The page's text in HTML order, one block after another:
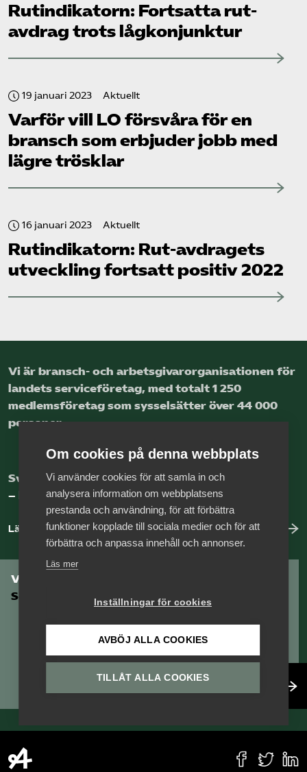
Rut­indikatorn: Fortsatta rut-
avdrag trots lågkonjunktur
19 januari 2023 Aktuellt
Varför vill LO försvåra för en
bransch som erbjuder jobb med
lägre trösklar
16 januari 2023 Aktuellt
Rut­indikatorn: Rut-avdragets
utveckling fortsatt positiv 2022
Vi är bransch- och arbetsgivar­organisationen för
landets service­företag, med totalt 1 250
medlems­företag som sysselsätter över 44 000
personer.
Sveriges nya basnäring
– landets främsta integrationsmotor.
Läs mer om oss
Vill du vara en del av
Serviceföretagen?
Om cookies på denna webbplats
Vi använder cookies för att samla in och
analysera information om webbplatsens
prestanda och användning, för att förbättra
funktioner kopplade till sociala medier och för att
förbättra och anpassa innehåll och annonser.
Läs mer
Inställningar för cookies
AVBÖJ ALLA COOKIES
TILLÅT ALLA COOKIES